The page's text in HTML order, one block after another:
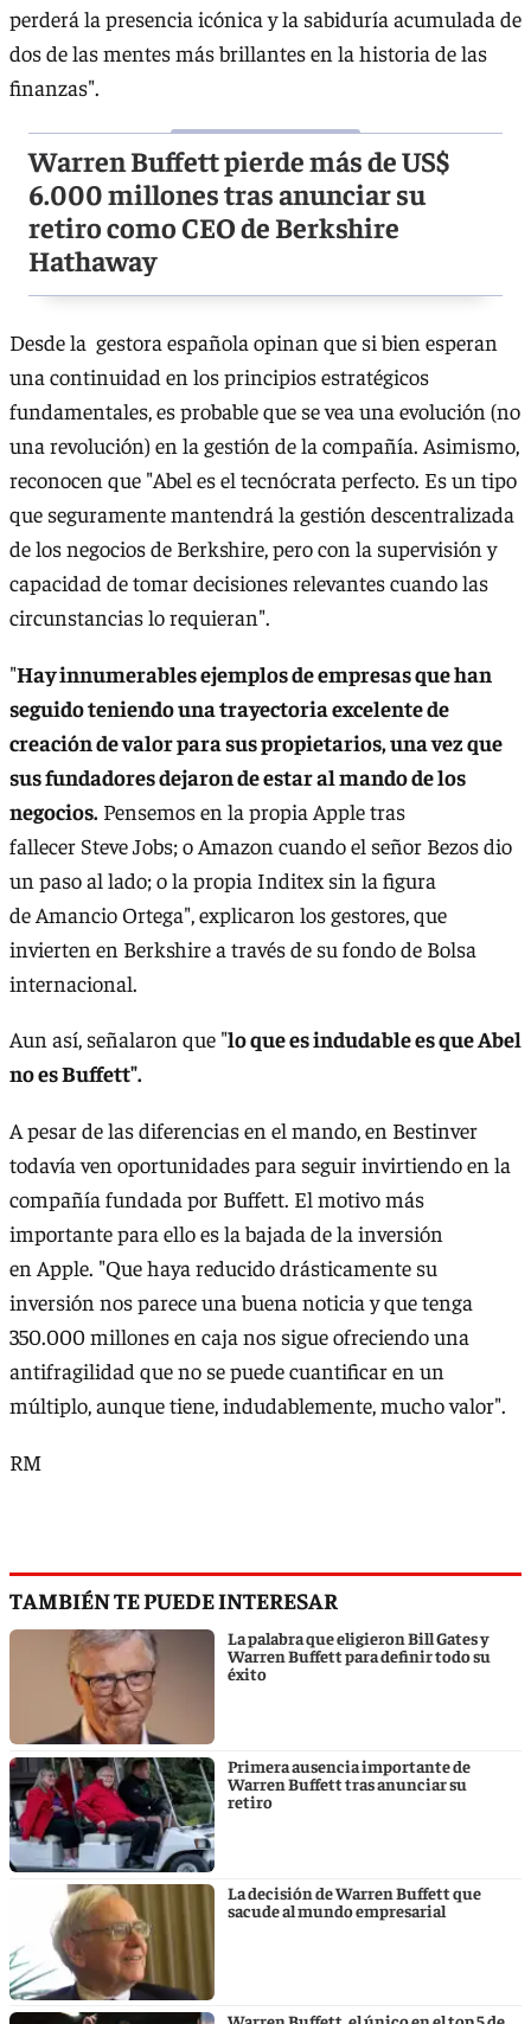
perderá la presencia icónica y la sabiduría acumulada de
dos de las mentes más brillantes en la historia de las
finanzas".
Warren Buffett pierde más de US$
6.000 millones tras anunciar su
retiro como CEO de Berkshire
Hathaway
Desde la gestora española opinan que si bien esperan
una continuidad en los principios estratégicos
fundamentales, es probable que se vea una evolución (no
una revolución) en la gestión de la compañía. Asimismo,
reconocen que "Abel es el tecnócrata perfecto. Es un tipo
que seguramente mantendrá la gestión descentralizada
de los negocios de Berkshire, pero con la supervisión y
capacidad de tomar decisiones relevantes cuando las
circunstancias lo requieran".
"Hay innumerables ejemplos de empresas que han
seguido teniendo una trayectoria excelente de
creación de valor para sus propietarios, una vez que
sus fundadores dejaron de estar al mando de los
negocios. Pensemos en la propia Apple tras
fallecer Steve Jobs; o Amazon cuando el señor Bezos dio
un paso al lado; o la propia Inditex sin la figura
de Amancio Ortega", explicaron los gestores, que
invierten en Berkshire a través de su fondo de Bolsa
internacional.
Aun así, señalaron que "lo que es indudable es que Abel
no es Buffett".
A pesar de las diferencias en el mando, en Bestinver
todavía ven oportunidades para seguir invirtiendo en la
compañía fundada por Buffett. El motivo más
importante para ello es la bajada de la inversión
en Apple. "Que haya reducido drásticamente su
inversión nos parece una buena noticia y que tenga
350.000 millones en caja nos sigue ofreciendo una
antifragilidad que no se puede cuantificar en un
múltiplo, aunque tiene, indudablemente, mucho valor".
RM
TAMBIÉN TE PUEDE INTERESAR
La palabra que eligieron Bill Gates y
Warren Buffett para definir todo su
éxito
Primera ausencia importante de
Warren Buffett tras anunciar su
retiro
La decisión de Warren Buffett que
sacude al mundo empresarial